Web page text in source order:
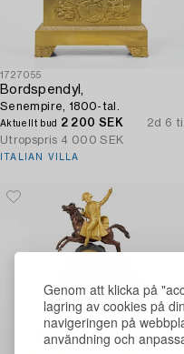
Genom att klicka på
lagring av cookies på
navigeringen på
användning och
1727055
Bordspendyl,
Senempire, 1800-tal.
Aktuellt bud 2 200 SEK
2d 6
Utropspris 4 000 SEK
ITALIAN VILLA